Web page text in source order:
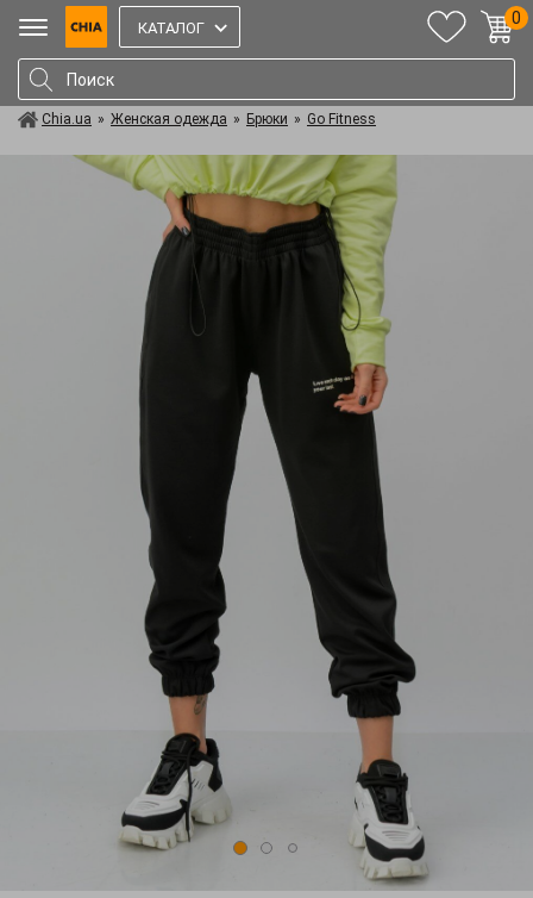
КАТАЛОГ
0
Chia.ua » Женская одежда » Брюки » Go Fitness